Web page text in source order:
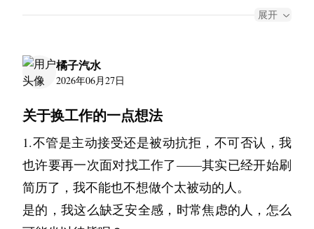
我愣住了，脑子里快速回溯着往昔的一切，那个
在那些故事发生之前，她的梦想就被我轻易摧毁
了，我眼睁睁看着的，不过是一个勉强的人，一
颗破碎的心在生活的苦难里挣扎。
“所以当你把你的文字展现给我时，我无法肯定
你，我没有资格去肯定你。这么久了，真是对不
小海星：
小镇邮局的时候，我已经离开那里了，是镇上的
杂货店老板帮我转寄的——他认得我，知道我在
找下一个邮筒。信在路上走了大概两个多月，到
认出你的字。
你说你可能不记得了，不会。我见过很多风景，
但唯独记住人最深。所以那个对海星说话的小
孩，我记得很清楚。因为她让我想起我妻子年轻
前习以为常的风景此刻居然涌出丝丝的怀念。
出门，敲了好几下门里面都没什么反应。
啊，别太晚凉了。”以为她没醒我就想开门叫醒
她，却发现她坐在桌前好像在写什么东西，听到
我开门的声音又慌张地把它收起来。“不是醒着
吗，这是在做什么？”
她脸颊微微泛红，小声嘀咕道：“写日记——”
他笑得很无奈。“都多大人了，怎么玩心还这么
“你不同意我就等你上班偷偷跑出去，到时候你
来。“这么多年了，怎么还是拗不过你啊。”
当作康复运动，我做了不少他喜欢吃的点心。他
则在那个房间里，挑选着他要带去给我讲故事的
东西，最后整理出来有一大箱子。“又拿这么
多，不怕又把腰给闪了呀？”
域特征也越来越模糊。袁丽回到西安一个星期
人都说着普通话，就算碰上一个有着口音的，多
半也不是袁丽记忆中的西安口音。
“姑娘也似老西安？我们那个厂子，很多人都是
支援三线从东北和上海搬来的，所以我们说普通
话都说习惯了。”听到袁丽这么说，魏师傅切换
到了陕西话频道。
“俄也在西安住咧几十年，只不过最近几年不在
西安咧。”袁丽试图用陕西话做答，结果张开嘴
说完转身走了。
陈墨突然快走几步追了上去，站在她面前说，我
叫陈墨，能认识你么？
陈墨说：“那留个电话吧！”
夏楠，迟疑了一下，然后从包里掏出便签纸和
笔，写了几个数字递给了陈墨，“我今天还有
事，你可以晚点打给我。”
回宿舍的路上，陈墨觉得这段时间以来从来没有
的，唯独她不知道从哪得知了我的手机号，偶尔
挂掉，就像一个多年的老朋友一样断断续续的联
系着。
她曾发过照片给我，照片上是个文静漂亮的女
孩，却不是我喜欢的那种。挂了她的电话，我再
也回不到刚刚那种一个人的世界了，开始想她这
展开
橘子汽水
2026年06月27日
关于换工作的一点想法
1.不管是主动接受还是被动抗拒，不可否认，我
也许要再一次面对找工作了——其实已经开始刷
简历了，我不能也不想做个太被动的人。
是的，我这么缺乏安全感，时常焦虑的人，怎么